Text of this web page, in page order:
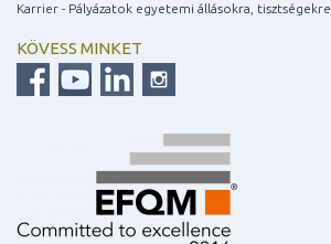
Karrier - Pályázatok egyetemi állásokra, tisztségekre
KÖVESS MINKET